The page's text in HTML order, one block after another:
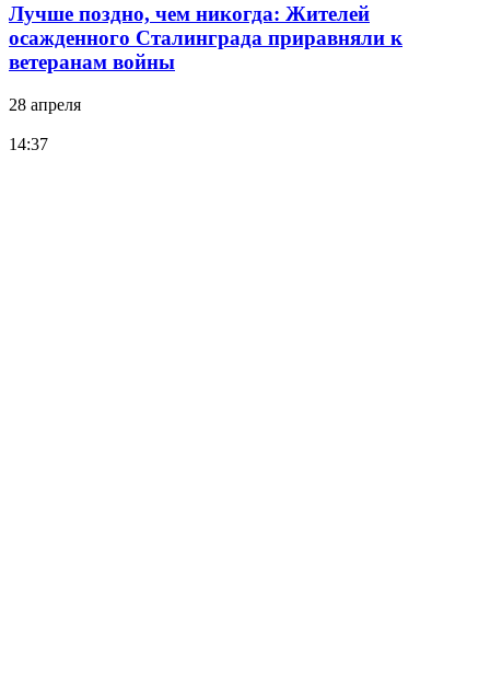
Лучше поздно, чем никогда: Жителей
осажденного Сталинграда приравняли к
ветеранам войны
28 апреля
14:37